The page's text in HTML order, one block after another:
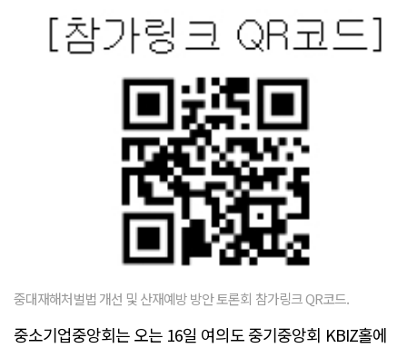
중대재해처벌법 개선 및 산재예방 방안 토론회 참가링크 QR코드.
중소기업중앙회는 오는 16일 여의도 중기중앙회 KBIZ홀에